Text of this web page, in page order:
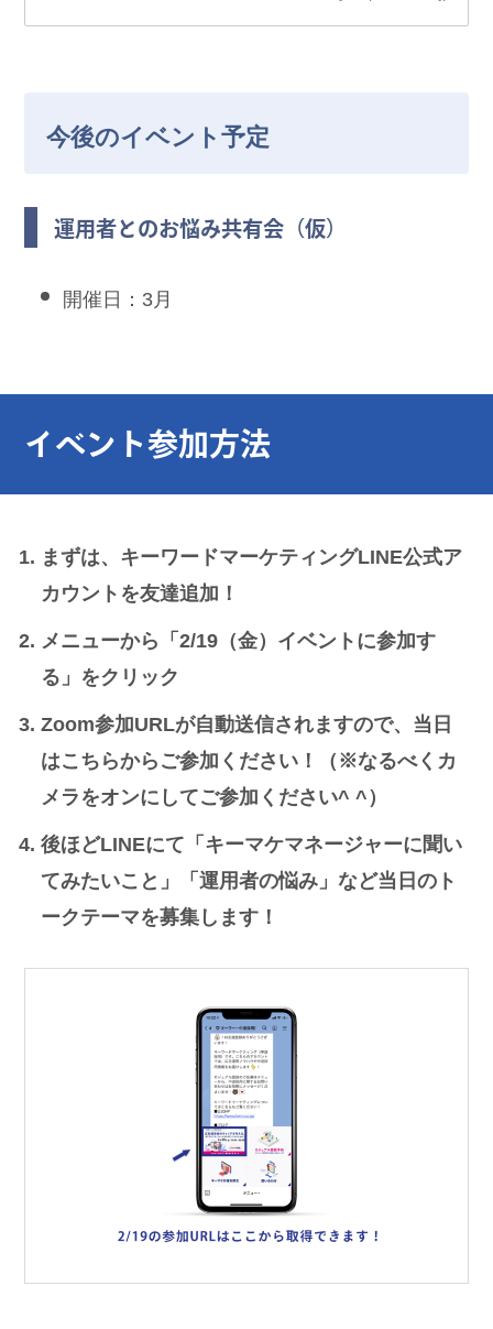
今後のイベント予定
運用者とのお悩み共有会（仮）
開催日：3月
イベント参加方法
まずは、キーワードマーケティングLINE公式ア
カウントを友達追加！
メニューから「2/19（金）イベントに参加す
る 」をクリック
Zoom参加URLが自動送信されますので、当日
はこちらからご参加ください！（※なるべくカ
メラをオンにしてご参加ください^ ^）
後ほどLINEにて「キーマケマネージャーに聞い
てみたいこと」「運用者の悩み」など当日のト
ークテーマを募集します！